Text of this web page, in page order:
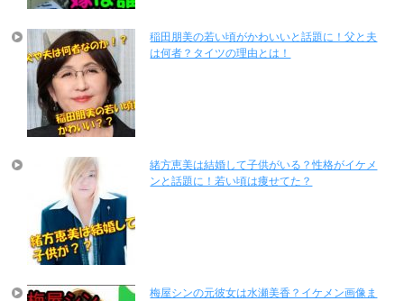
稲田朋美の若い頃がかわいいと話題に！父と夫
は何者？タイツの理由とは！
緒方恵美は結婚して子供がいる？性格がイケメ
ンと話題に！若い頃は痩せてた？
梅屋シンの元彼女は水瀬美香？イケメン画像ま